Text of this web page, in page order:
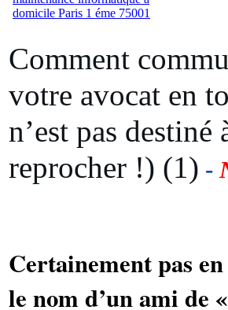
Comment
votre avocat en
n’est pas
reprocher !) (1) -
Certainement pas
le nom d’un ami de